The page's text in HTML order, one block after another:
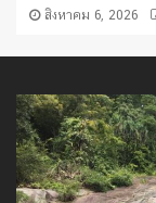
สิงหาคม 6, 2026